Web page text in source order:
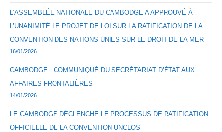
L’ASSEMBLÉE NATIONALE DU CAMBODGE A APPROUVÉ À
L’UNANIMITÉ LE PROJET DE LOI SUR LA RATIFICATION DE LA
CONVENTION DES NATIONS UNIES SUR LE DROIT DE LA MER
16/01/2026
CAMBODGE : COMMUNIQUÉ DU SECRÉTARIAT D’ÉTAT AUX
AFFAIRES FRONTALIÈRES
14/01/2026
LE CAMBODGE DÉCLENCHE LE PROCESSUS DE RATIFICATION
OFFICIELLE DE LA CONVENTION UNCLOS